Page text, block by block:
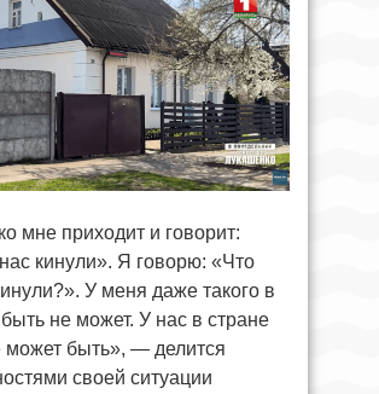
мне приходит и говорит:
кинули». Я говорю: «Что
У меня даже такого в
не может. У нас в стране
может быть», — делится
своей ситуации